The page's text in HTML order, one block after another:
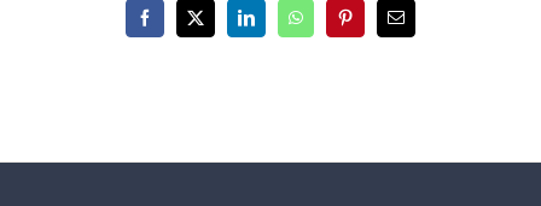
Facebook
X LinkedInWhatsAppPinterest
E-
mail